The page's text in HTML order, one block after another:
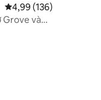
Xếp hạng trung bình
4,99 (136)
Grove và